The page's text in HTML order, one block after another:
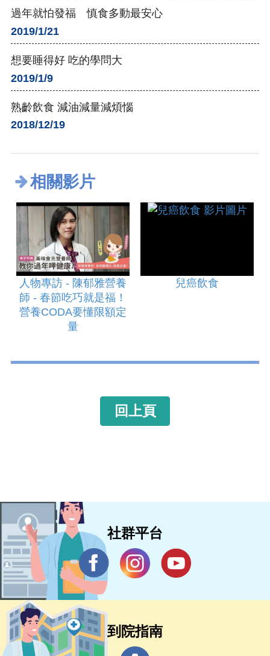
過年就怕發福 慎食多動最安心
2019/1/21
想要睡得好 吃的學問大
2019/1/9
熟齡飲食 減油減量減煩惱
2018/12/19
相關影片
人物專訪 - 陳郁雅營養
師 - 春節吃巧就是福！
營養CODA要懂限額定
量
兒癌飲食
回上頁
社群平台
到院指南